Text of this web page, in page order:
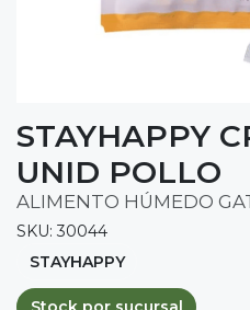
STAYHAPPY
UNID POLLO
ALIMENTO HÚMEDO
SKU: 30044
STAYHAPPY